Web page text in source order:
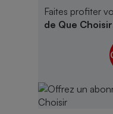
Faites profiter
de Que Choisir